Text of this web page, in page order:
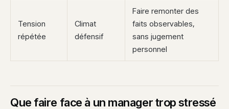
Tension
répétée
Climat
défensif
Faire remonter des
faits observables,
sans jugement
personnel
Que faire face à un manager trop stressé